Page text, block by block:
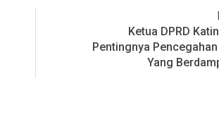
Ketua DPRD
Pentingnya
Yang